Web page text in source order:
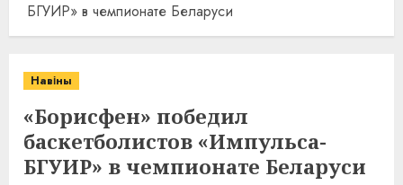
БГУИР» в чемпионате Беларуси
Навіны
«Борисфен» победил
баскетболистов «Импульса-
БГУИР» в чемпионате Беларуси